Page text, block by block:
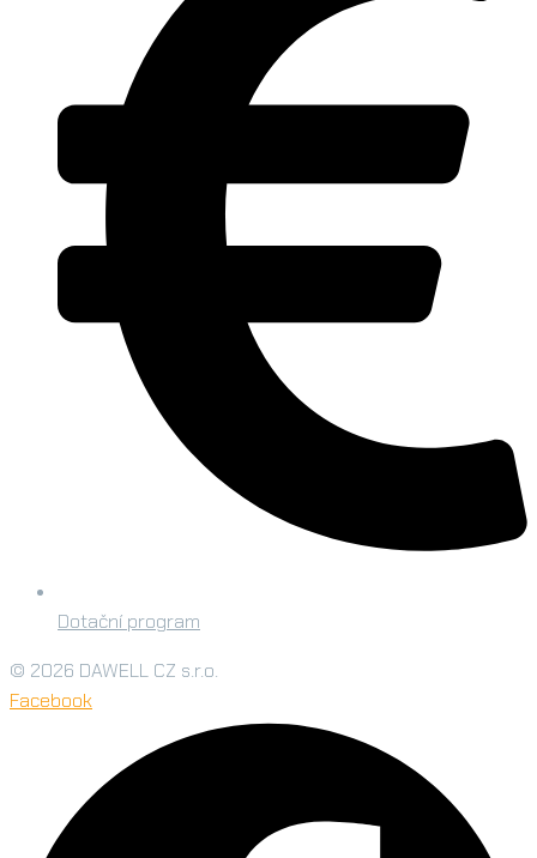
Dotační program
© 2026 DAWELL CZ s.r.o.
Facebook